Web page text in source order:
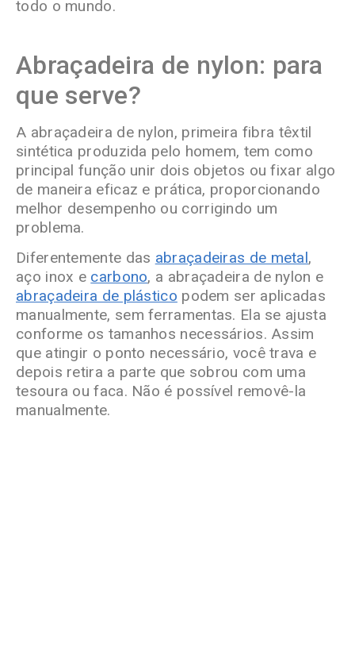
todo o mundo.
Abraçadeira de nylon: para
que serve?
A abraçadeira de nylon, primeira fibra têxtil
sintética produzida pelo homem, tem como
principal função unir dois objetos ou fixar algo
de maneira eficaz e prática, proporcionando
melhor desempenho ou corrigindo um
problema.
Diferentemente das abraçadeiras de metal,
aço inox e carbono, a abraçadeira de nylon e
abraçadeira de plástico podem ser aplicadas
manualmente, sem ferramentas. Ela se ajusta
conforme os tamanhos necessários. Assim
que atingir o ponto necessário, você trava e
depois retira a parte que sobrou com uma
tesoura ou faca. Não é possível removê-la
manualmente.